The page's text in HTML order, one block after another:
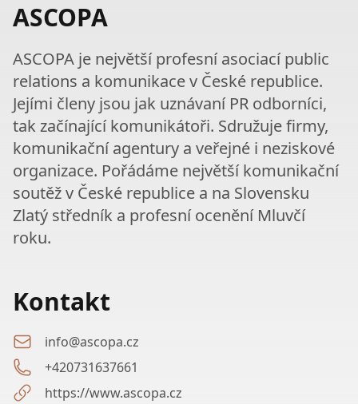
ASCOPA
ASCOPA je největší profesní asociací public
relations a komunikace v České republice.
Jejími členy jsou jak uznávaní PR odborníci,
tak začínající komunikátoři. Sdružuje firmy,
komunikační agentury a veřejné i neziskové
organizace. Pořádáme největší komunikační
soutěž v České republice a na Slovensku
Zlatý středník a profesní ocenění Mluvčí
roku.
Kontakt
info@ascopa.cz
+420731637661
https://www.ascopa.cz